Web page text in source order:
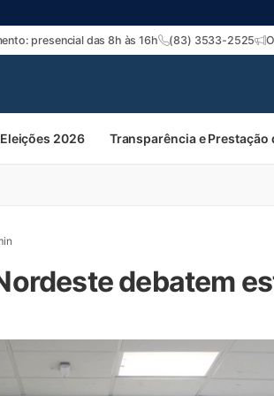
presencial das 8h às 16h (83) 3533-2525
Eleições 2026 Transparência e Prestação
debatem